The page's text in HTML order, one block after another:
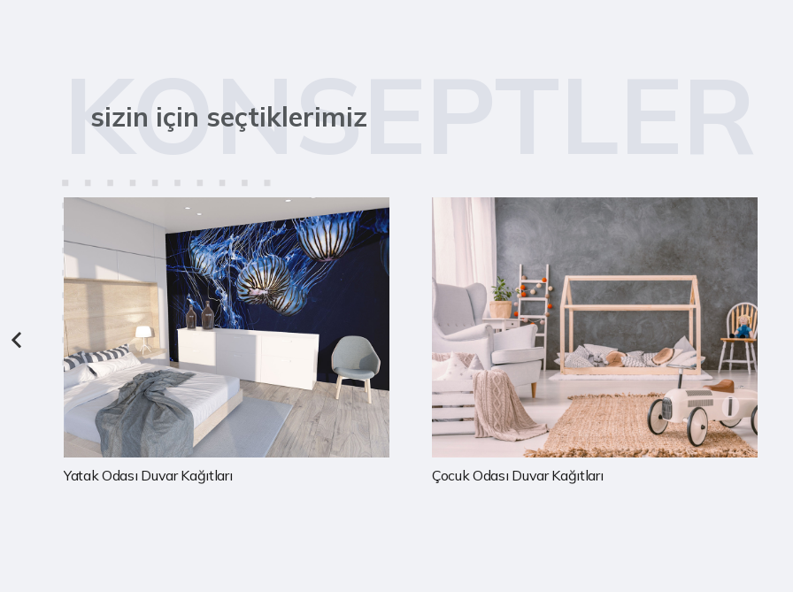
KONSEPTLER
sizin için seçtiklerimiz
Çocuk Odası Duvar Kağıtları Mutfak Duvar Kağıtları